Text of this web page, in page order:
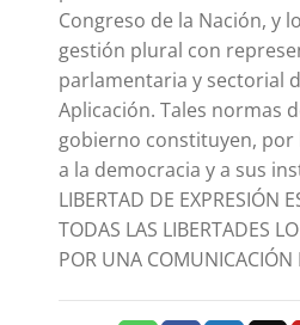
Congreso de la Nación, y
gestión plural con
parlamentaria y sectorial
Aplicación. Tales normas
gobierno constituyen,
a la democracia y a sus
LIBERTAD DE EXPRESIÓN
TODAS LAS LIBERTADES
POR UNA COMUNICACIÓN